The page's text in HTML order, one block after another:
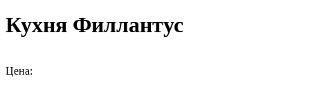
Кухня Филлантус
Цена: